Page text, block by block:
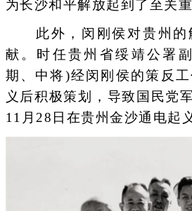
为长沙和平解放起到了至关重
此外，闵刚侯对贵州的
献。时任贵州省绥靖公署
期、中将)经闵刚侯的策反
义后积极策划，导致国民党
11月28日在贵州金沙通电起